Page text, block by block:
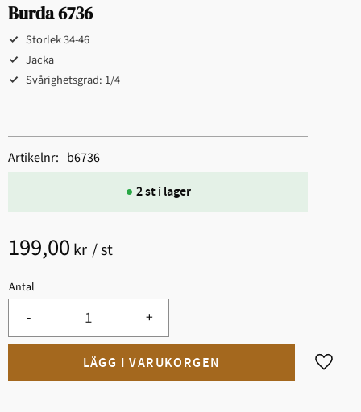
Burda 6736
Storlek 34-46
Jacka
Svårighetsgrad: 1/4
199,00 kr /st
Antal
+
-
Lägg
2 st i lager
Artikelnr b6736